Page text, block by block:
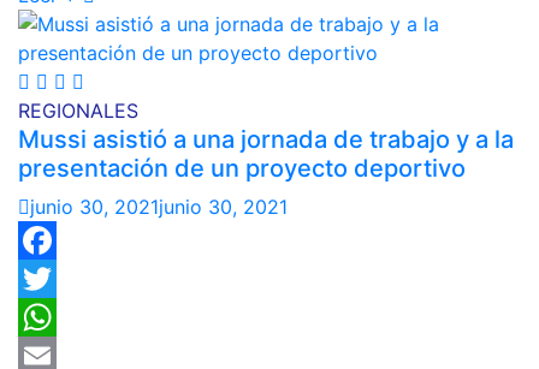
REGIONALES
Mussi asistió a una jornada de trabajo y a la
presentación de un proyecto deportivo
junio 30, 2021junio 30, 2021
Facebook
Twitter
WhatsApp